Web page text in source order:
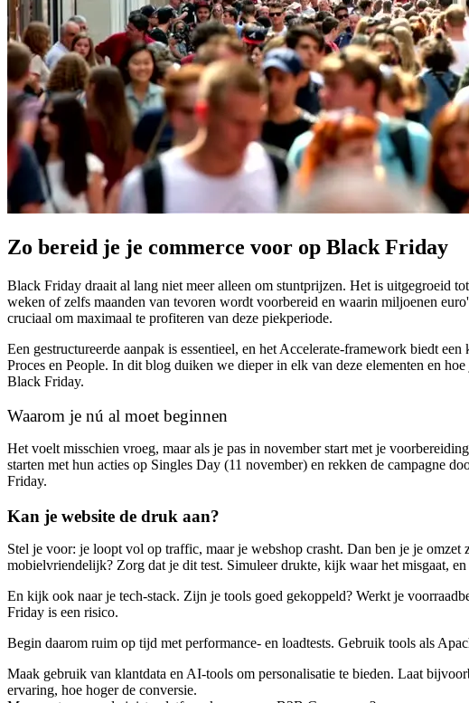
Zo bereid je je commerce voor op Black Friday
Black Friday draait al lang niet meer alleen om stuntprijzen. Het is uitgegroeid
weken of zelfs maanden van tevoren wordt voorbereid en waarin miljoenen
cruciaal om maximaal te profiteren van deze piekperiode.
Een gestructureerde aanpak is essentieel, en het Accelerate-framework biedt
Proces en People. In dit blog duiken we dieper in elk van deze elementen en
Black Friday.
Waarom je nú al moet beginnen
Het voelt misschien vroeg, maar als je pas in november start met je
starten met hun acties op Singles Day (11 november) en rekken de campagne
Friday.
Kan je website de druk aan?
Stel je voor: je loopt vol op traffic, maar je webshop crasht. Dan ben je je
mobielvriendelijk? Zorg dat je dit test. Simuleer drukte, kijk waar het misgaat, en
En kijk ook naar je tech-stack. Zijn je tools goed gekoppeld? Werkt je
Friday is een risico.
Begin daarom ruim op tijd met performance- en loadtests. Gebruik tools als
Maak gebruik van klantdata en AI-tools om personalisatie te bieden. Laat
ervaring, hoe hoger de conversie.